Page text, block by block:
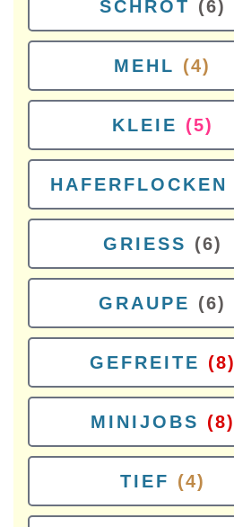
SCHROT (6)
MEHL (4)
KLEIE (5)
HAFERFLOCKEN
GRIESS (6)
GRAUPE (6)
GEFREITE (8)
MINIJOBS (8)
TIEF (4)